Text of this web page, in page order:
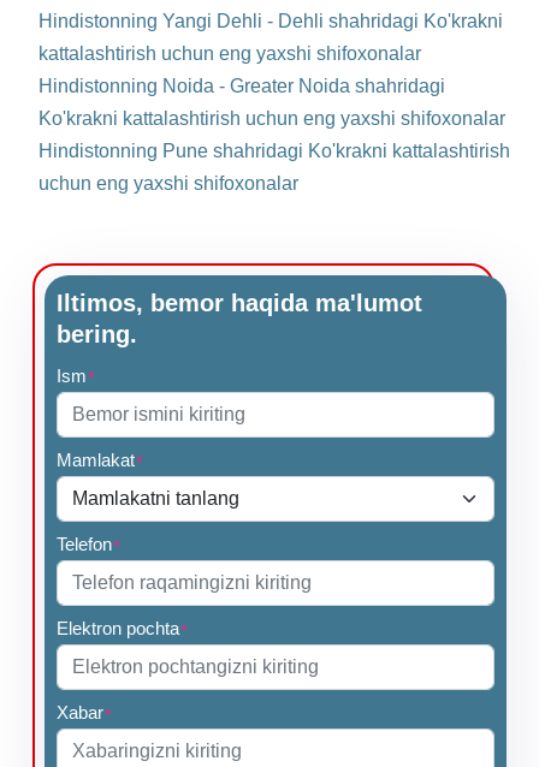
Hindistonning Yangi Dehli - Dehli shahridagi Ko'krakni
kattalashtirish uchun eng yaxshi shifoxonalar
Hindistonning Noida - Greater Noida shahridagi
Ko'krakni kattalashtirish uchun eng yaxshi shifoxonalar
Hindistonning Pune shahridagi Ko'krakni kattalashtirish
uchun eng yaxshi shifoxonalar
Iltimos, bemor haqida ma'lumot
bering.
Ism*
Mamlakat*
Telefon*
Elektron pochta*
Xabar*